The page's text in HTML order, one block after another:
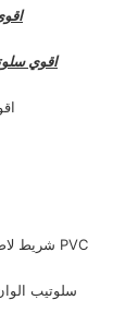
اقوي
شريط لاصق بي في سي ملون سلوتيب الوان PVC
سلوتيب